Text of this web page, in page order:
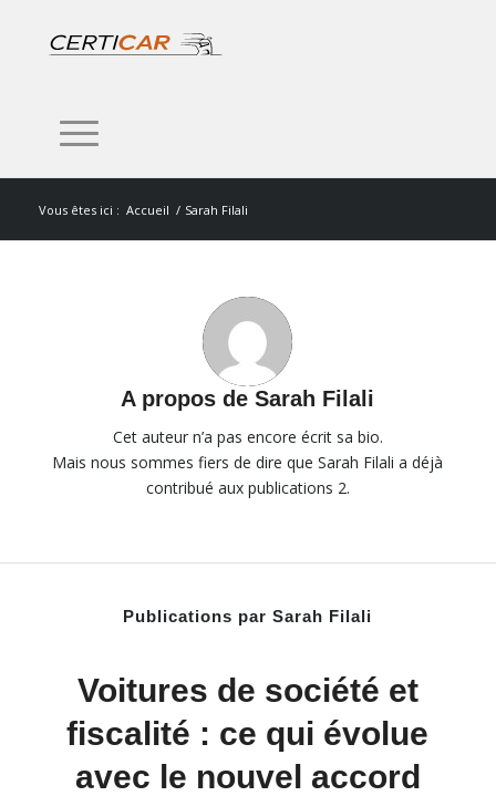
Vous êtes ici : Accueil / Sarah Filali
A propos deSarah Filali
Cet auteur n’a pas encore écrit sa bio.
Mais nous sommes fiers de dire queSarah Filali a déjà
contribué aux publications 2.
Publications par Sarah Filali
Voitures de société et
fiscalité : ce qui évolue
avec le nouvel accord